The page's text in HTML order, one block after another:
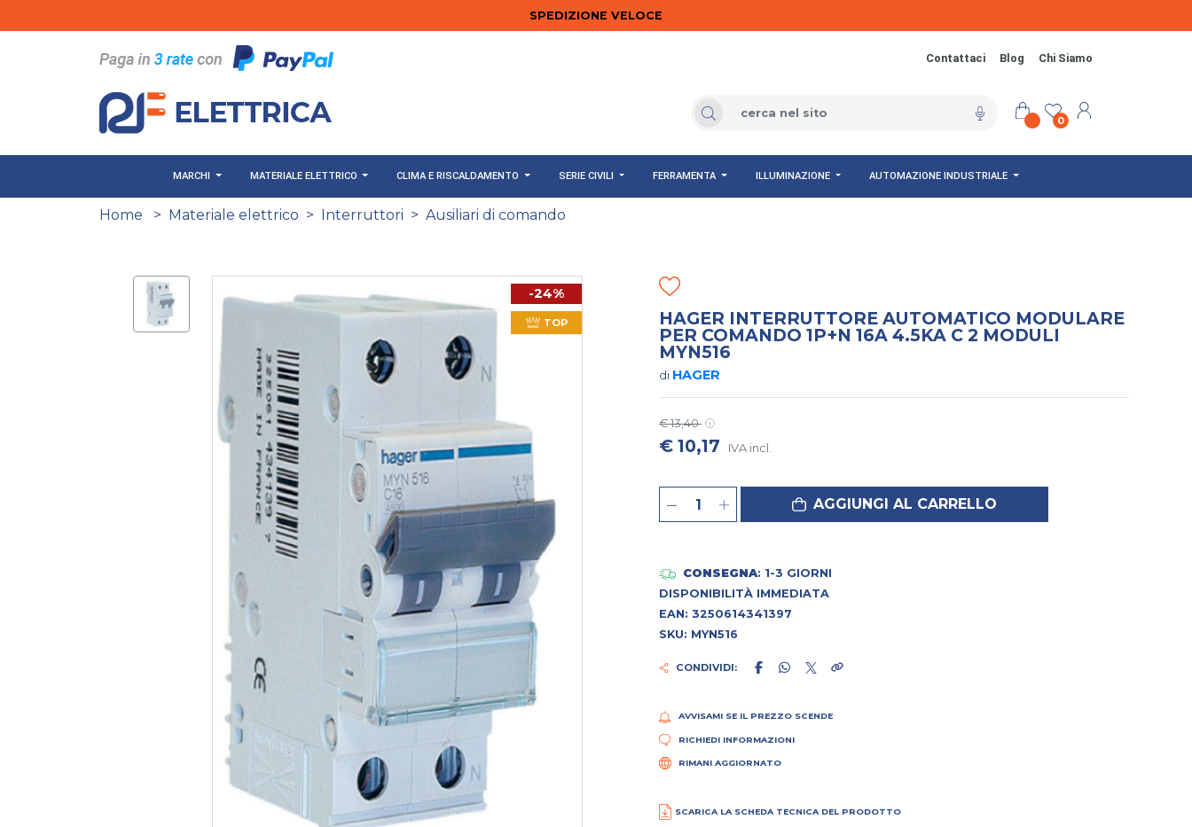
SPEDIZIONE VELOCE
Contattaci Blog Chi Siamo
0
MARCHI MATERIALE ELETTRICO CLIMA E RISCALDAMENTO SERIE CIVILI FERRAMENTA ILLUMINAZIONE AUTOMAZIONE INDUSTRIALE
Home > Materiale elettrico > Interruttori > Ausiliari di comando
-24%
TOP HAGER INTERRUTTORE AUTOMATICO MODULARE
PER COMANDO 1P+N 16A 4.5KA C 2 MODULI
MYN516
di HAGER
€ 13,40
€ 10,17 IVA incl.
AGGIUNGI AL CARRELLO
CONSEGNA: 1-3 GIORNI
DISPONIBILITÀ IMMEDIATA
EAN: 3250614341397
SKU: MYN516
CONDIVIDI:
AVVISAMI SE IL PREZZO SCENDE
RICHIEDI INFORMAZIONI
RIMANI AGGIORNATO
SCARICA LA SCHEDA TECNICA DEL PRODOTTO